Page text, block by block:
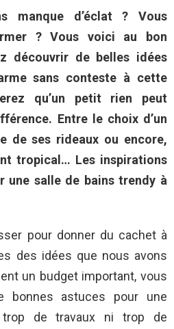
manque d’éclat ? Vous
? Vous voici au bon
découvrir de belles idées
sans conteste à cette
qu’un petit rien peut
Entre le choix d’un
de ses rideaux ou encore,
tropical… Les inspirations
une salle de bains trendy à
pour donner du cachet à
des idées que nous avons
un budget important, vous
bonnes astuces pour une
trop de travaux ni trop de